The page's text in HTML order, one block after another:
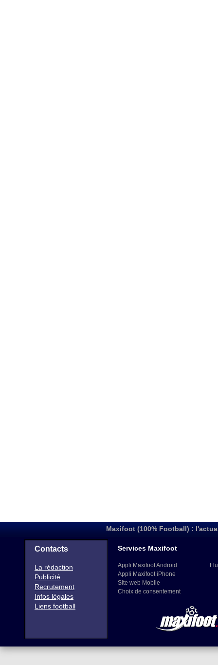
Maxifoot (100% Football) :
Contacts
La rédaction
Publicité
Recrutement
Infos légales
Liens football
Services Maxifoot
Appli Maxifoot Android
Appli Maxifoot iPhone
Site web Mobile
Choix de consentement